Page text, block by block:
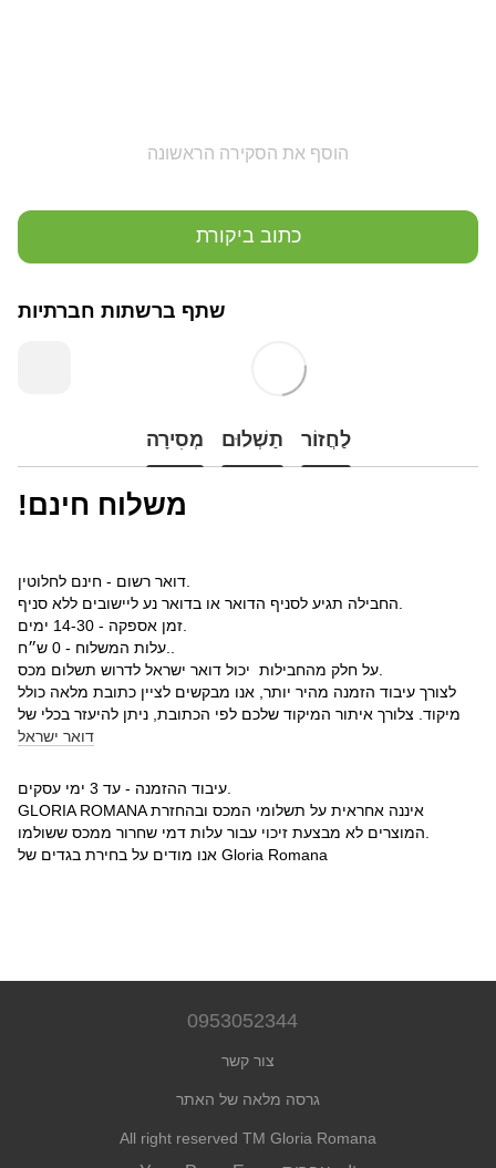
הוסף את הסקירה הראשונה
כתוב ביקורת
שתף ברשתות חברתיות
מְסִירָה תַשְׁלוּם לַחֲזוֹר
!משלוח חינם
לצורך עיבוד הזמנה מהיר יותר, אנו מבקשים לציין כתובת מלאה כולל
מיקוד. צלורך איתור המיקוד שלכם לפי הכתובת, ניתן להיעזר בכלי של
דואר ישראל
GLORIA ROMANA איננה אחראית על תשלומי המכס ובהחזרת
אנו מודים על בחירת בגדים של Gloria Romana
0953052344
צור קשר
גרסה מלאה של האתר
All right reserved TM Gloria Romana